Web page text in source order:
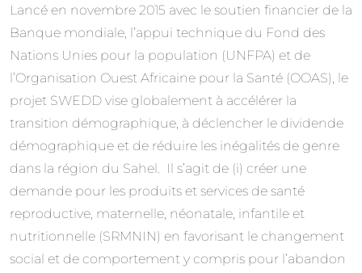
Lancé en novembre 2015 avec le soutien financier de la
Banque mondiale, l’appui technique du Fond des
Nations Unies pour la population (UNFPA) et de
l’Organisation Ouest Africaine pour la Santé (OOAS), le
projet SWEDD vise globalement à accélérer la
transition démographique, à déclencher le dividende
démographique et de réduire les inégalités de genre
dans la région du Sahel. Il s’agit de (i) créer une
demande pour les produits et services de santé
reproductive, maternelle, néonatale, infantile et
nutritionnelle (SRMNIN) en favorisant le changement
social et de comportement y compris pour l’abandon